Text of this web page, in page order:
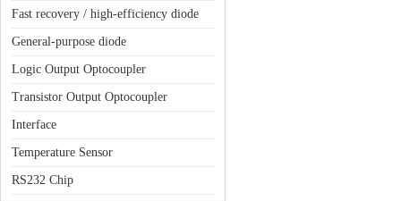
Fast recovery / high-efficiency diode
General-purpose diode
Logic Output Optocoupler
Transistor Output Optocoupler
Interface
Temperature Sensor
RS232 Chip